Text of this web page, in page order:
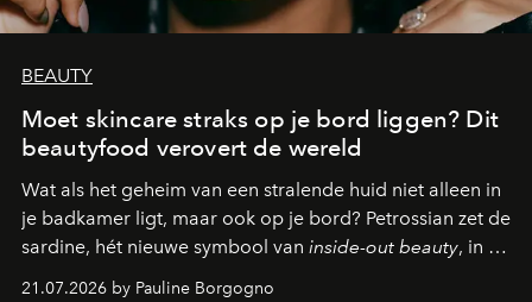
BEAUTY
Moet skincare straks op je bord liggen? Dit
beautyfood verovert de wereld
Wat als het geheim van een stralende huid niet alleen in
je badkamer ligt, maar ook op je bord? Petrossian zet de
sardine, hét nieuwe symbool van inside-out beauty, in de
kijker met twee gastronomische creaties.
21.07.2026 by Pauline Borgogno